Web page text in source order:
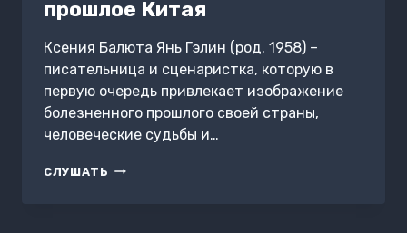
прошлое Китая
Ксения Балюта Янь Гэлин (род. 1958) –
писательница и сценаристка, которую в
первую очередь привлекает изображение
болезненного прошлого своей страны,
человеческие судьбы и…
СЛУШАТЬ ЯНЬ